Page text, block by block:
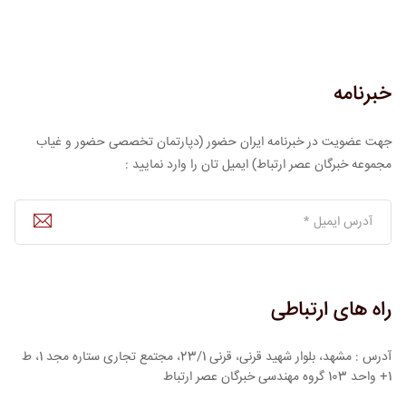
خبرنامه
جهت عضویت در خبرنامه ایران حضور (دپارتمان تخصصی حضور و غیاب
مجموعه خبرگان عصر ارتباط) ایمیل تان را وارد نمایید :
راه های ارتباطی
آدرس : مشهد، بلوار شهید قرنی، قرنی 23/1، مجتمع تجاری ستاره مجد 1، ط
1+ واحد 103 گروه مهندسی خبرگان عصر ارتباط